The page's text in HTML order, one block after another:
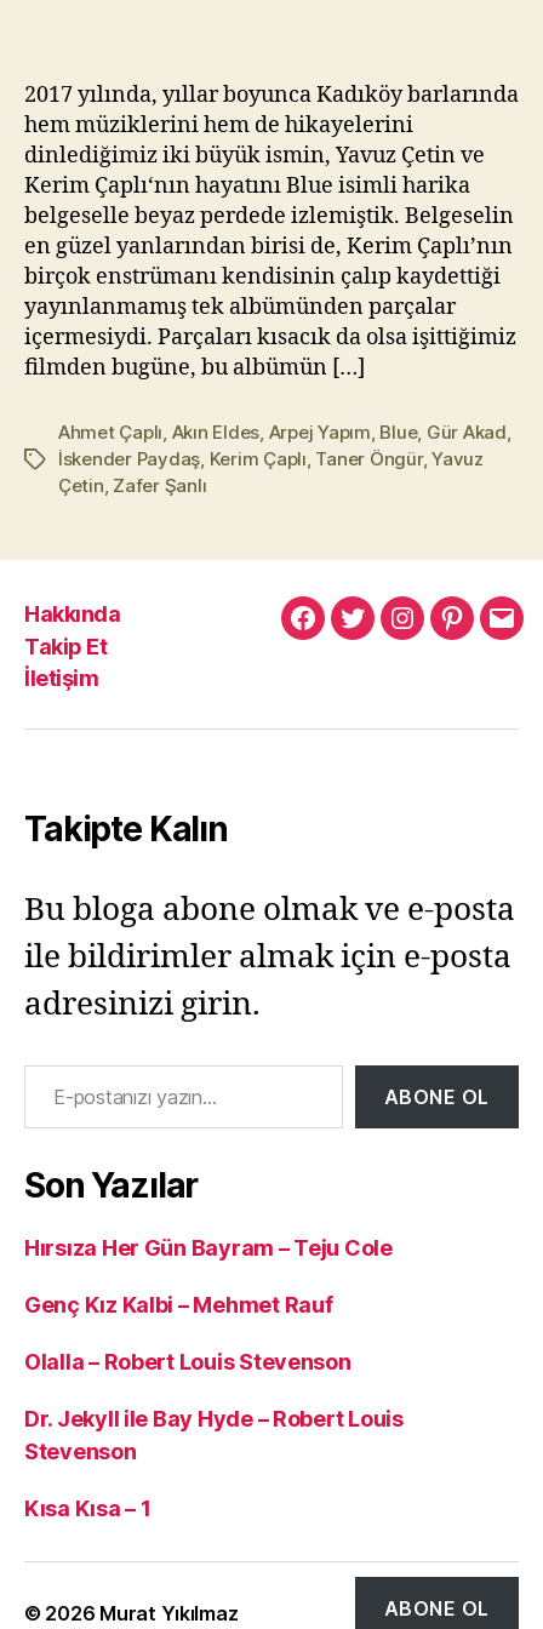
a
z
2017 yılında, yıllar boyunca Kadıköy barlarında
hem müziklerini hem de hikayelerini
dinlediğimiz iki büyük ismin, Yavuz Çetin ve
Kerim Çaplı‘nın hayatını Blue isimli harika
belgeselle beyaz perdede izlemiştik. Belgeselin
en güzel yanlarından birisi de, Kerim Çaplı’nın
birçok enstrümanı kendisinin çalıp kaydettiği
yayınlanmamış tek albümünden parçalar
içermesiydi. Parçaları kısacık da olsa işittiğimiz
filmden bugüne, bu albümün […]
Etiketler
Ahmet Çaplı Akın Eldes Arpej Yapım Blue, Gür Akad
İskender Paydaş Kerim Çaplı Taner Öngür,Yavuz
Çetin Zafer Şanlı
Hakkında
Takip Et
İletişim
MuratMuratMuratPinterest
Takipte Kalın
Bu bloga abone olmak ve e-posta
ile bildirimler almak için e-posta
adresinizi girin.
E-postanızı yazın…
ABONE OL
Son Yazılar
Hırsıza Her Gün Bayram – Teju Cole
Genç Kız Kalbi – Mehmet Rauf
Olalla – Robert Louis Stevenson
Dr. Jekyll ile Bay Hyde – Robert Louis
Stevenson
Kısa Kısa – 1
© 2026 Murat Yıkılmaz Yukarı
ABONE OL